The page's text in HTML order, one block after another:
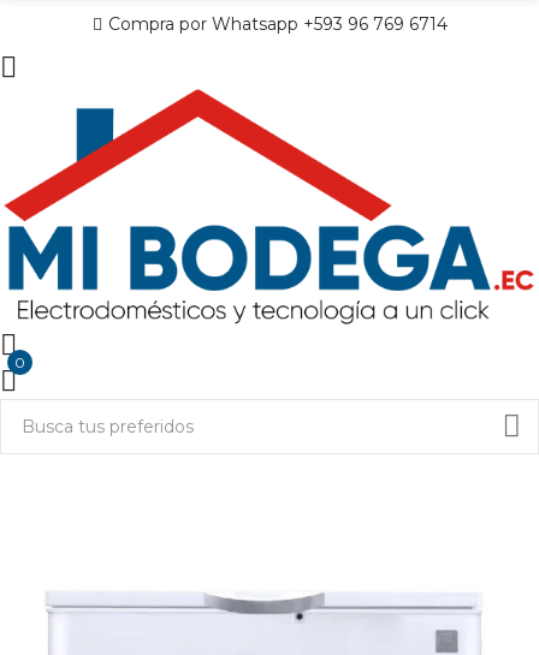
Compra por Whatsapp +593 96 769 6714
0